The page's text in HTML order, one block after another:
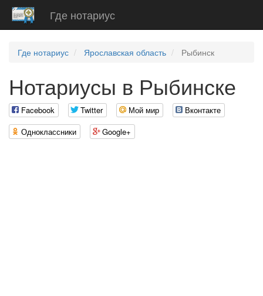
Где нотариус
Где нотариус Ярославская область Рыбинск
Нотариусы в Рыбинске
Facebook Twitter Мой мир
Вконтакте
Одноклассники
Google+